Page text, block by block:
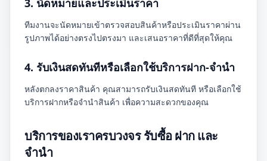
3. นัดหมายและประเมินราคา
ทีมงานจะนัดหมายเข้าตรวจสอบสินค้าหรือประเมินราคาผ่าน
รูปภาพได้อย่างตรงไปตรงมา และเสนอราคาที่ดีที่สุดให้คุณ
4. รับเงินสดทันทีหรือเลือกใช้บริการฝาก-จำนำ
หลังตกลงราคาสินค้า คุณสามารถรับเงินสดทันที หรือเลือกใช้
บริการฝากหรือจำนำสินค้า เพื่อความสะดวกของคุณ
บริการของเราครบวงจร รับซื้อ ฝาก และ
จำนำ